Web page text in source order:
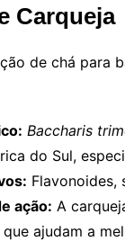
Carqueja
de chá para
Baccharis
do Sul,
Flavonoides,
ação: A
ajudam a